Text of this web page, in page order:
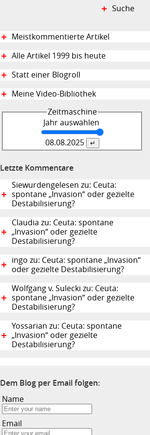
Suche
Meistkommentierte Artikel
Alle Artikel 1999 bis heute
Statt einer Blogroll
Meine Video-Bibliothek
Zeitmaschine
Jahr auswählen
08.08.2025
Letzte Kommentare
Siewurdengelesen zu: Ceuta:
spontane „Invasion“ oder gezielte
Destabilisierung?
Claudia zu: Ceuta: spontane
„Invasion“ oder gezielte
Destabilisierung?
ingo zu: Ceuta: spontane „Invasion“
oder gezielte Destabilisierung?
Wolfgang v. Sulecki zu: Ceuta:
spontane „Invasion“ oder gezielte
Destabilisierung?
Yossarian zu: Ceuta: spontane
„Invasion“ oder gezielte
Destabilisierung?
Dem Blog per Email folgen:
Name
Email